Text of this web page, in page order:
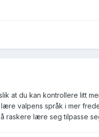
at du kan kontrollere litt
valpens språk i mer
raskere lære seg tilpasse